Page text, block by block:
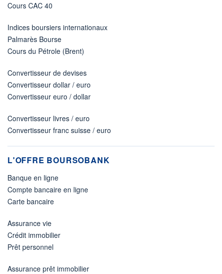
Cours CAC 40
Indices boursiers internationaux
Palmarès Bourse
Cours du Pétrole (Brent)
Convertisseur de devises
Convertisseur dollar / euro
Convertisseur euro / dollar
Convertisseur livres / euro
Convertisseur franc suisse / euro
L'OFFRE BOURSOBANK
Banque en ligne
Compte bancaire en ligne
Carte bancaire
Assurance vie
Crédit immobilier
Prêt personnel
Assurance prêt immobilier